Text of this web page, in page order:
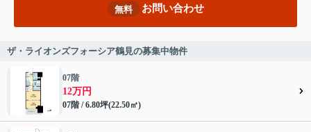
無料 お問い合わせ
ザ・ライオンズフォーシア鶴見の募集中物件
07階
12万円
07階 / 6.80坪(22.50㎡)